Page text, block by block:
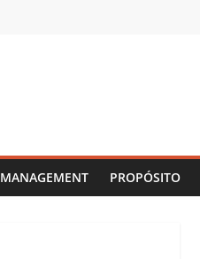
MANAGEMENT PROPÓSITO